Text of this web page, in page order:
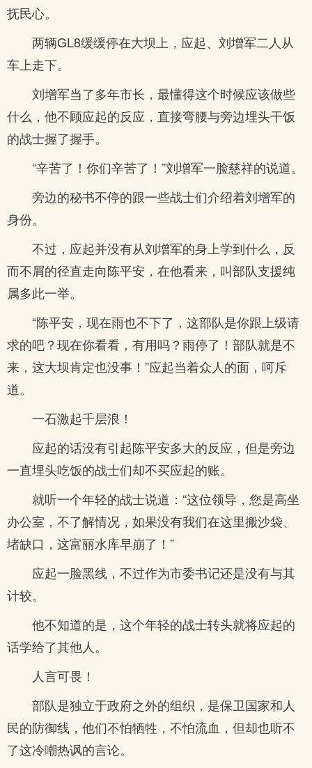
抚民心。
两辆GL8缓缓停在大坝上，应起、刘增军二人从
车上走下。
刘增军当了多年市长，最懂得这个时候应该做些
什么，他不顾应起的反应，直接弯腰与旁边埋头干饭
的战士握了握手。
“辛苦了！你们辛苦了！”刘增军一脸慈祥的说道。
旁边的秘书不停的跟一些战士们介绍着刘增军的
身份。
不过，应起并没有从刘增军的身上学到什么，反
而不屑的径直走向陈平安，在他看来，叫部队支援纯
属多此一举。
“陈平安，现在雨也不下了，这部队是你跟上级请
求的吧？现在你看看，有用吗？雨停了！部队就是不
来，这大坝肯定也没事！”应起当着众人的面，呵斥
道。
一石激起千层浪！
应起的话没有引起陈平安多大的反应，但是旁边
一直埋头吃饭的战士们却不买应起的账。
就听一个年轻的战士说道：“这位领导，您是高坐
办公室，不了解情况，如果没有我们在这里搬沙袋、
堵缺口，这富丽水库早崩了！”
应起一脸黑线，不过作为市委书记还是没有与其
计较。
他不知道的是，这个年轻的战士转头就将应起的
话学给了其他人。
人言可畏！
部队是独立于政府之外的组织，是保卫国家和人
民的防御线，他们不怕牺牲，不怕流血，但却也听不
了这冷嘲热讽的言论。